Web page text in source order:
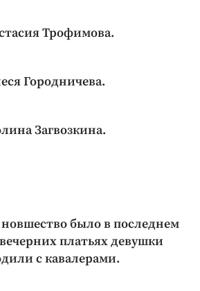
Трофимова.
Городничева.
Загвозкина.
было в последнем
платьях девушки
с кавалерами.